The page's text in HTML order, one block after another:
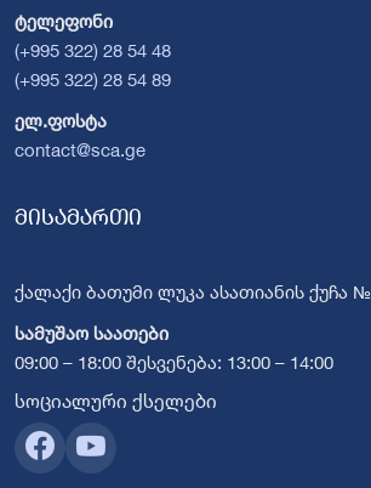
ტელეფონი
(+995 322) 28 54 48
(+995 322) 28 54 89
ელ.ფოსტა
contact@sca.ge
მისამართი
ქალაქი ბათუმი ლუკა ასათიანის ქუჩა
სამუშაო საათები
09:00 – 18:00 შესვენება: 13:00 – 14:00
სოციალური ქსელები